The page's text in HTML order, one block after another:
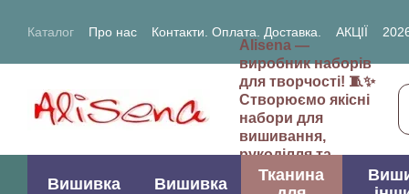
Каталог
Про нас Контакти. Оплата. Доставка. АКЦІЇ
Alisena —
виробник наборів
для творчості! 🧵✨
Створюємо якісні
набори для
вишивання,
рукоділля та
творчих проектів.
Вишивка
Вишивка
Тканина